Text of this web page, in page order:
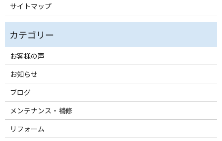
サイトマップ
お客様の声
お知らせ
ブログ
メンテナンス・補修
リフォーム